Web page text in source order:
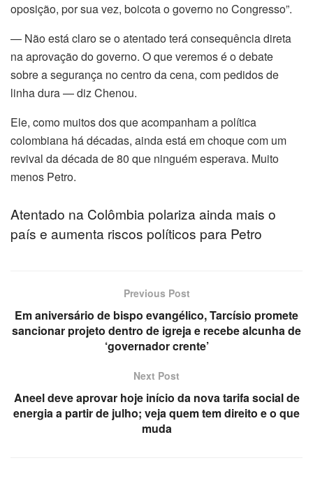
oposição, por sua vez, boicota o governo no Congresso”.
— Não está claro se o atentado terá consequência direta
na aprovação do governo. O que veremos é o debate
sobre a segurança no centro da cena, com pedidos de
linha dura — diz Chenou.
Ele, como muitos dos que acompanham a política
colombiana há décadas, ainda está em choque com um
revival da década de 80 que ninguém esperava. Muito
menos Petro.
Atentado na Colômbia polariza ainda mais o
país e aumenta riscos políticos para Petro
Previous Post
Em aniversário de bispo evangélico, Tarcísio promete
sancionar projeto dentro de igreja e recebe alcunha de
‘governador crente’
Next Post
Aneel deve aprovar hoje início da nova tarifa social de
energia a partir de julho; veja quem tem direito e o que
muda